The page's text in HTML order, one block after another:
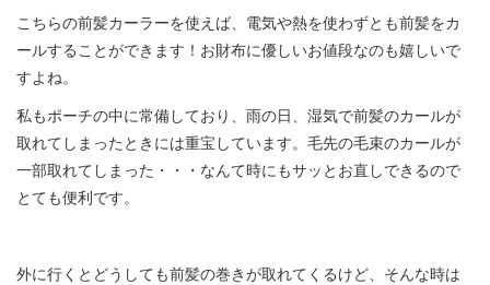
こちらの前髪カーラーを使えば、電気や熱を使わずとも前髪をカ
ールすることができます！お財布に優しいお値段なのも嬉しいで
すよね。
私もポーチの中に常備しており、雨の日、湿気で前髪のカールが
取れてしまったときには重宝しています。毛先の毛束のカールが
一部取れてしまった・・・なんて時にもサッとお直しできるので
とても便利です。
外に行くとどうしても前髪の巻きが取れてくるけど、そんな時は